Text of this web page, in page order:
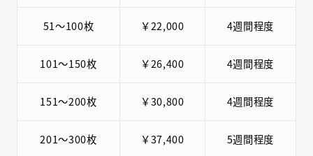
51〜100枚 ￥22,000 4週間程度
101～150枚 ￥26,400 4週間程度
151〜200枚 ￥30,800 4週間程度
201〜300枚 ￥37,400 5週間程度